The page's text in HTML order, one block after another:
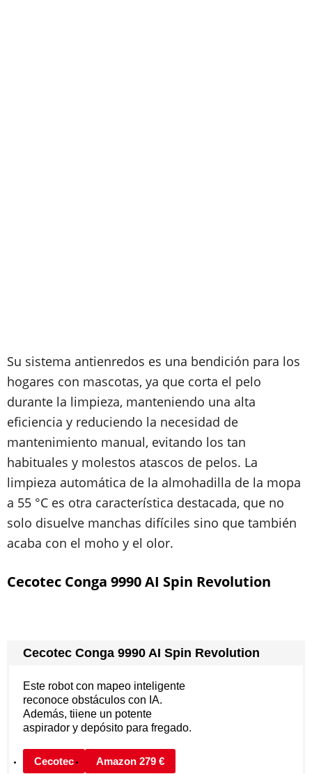
Su sistema antienredos es una bendición para los
hogares con mascotas, ya que corta el pelo
durante la limpieza, manteniendo una alta
eficiencia y reduciendo la necesidad de
mantenimiento manual, evitando los tan
habituales y molestos atascos de pelos. La
limpieza automática de la almohadilla de la mopa
a 55 °C es otra característica destacada, que no
solo disuelve manchas difíciles sino que también
acaba con el moho y el olor.
Cecotec Conga 9990 AI Spin Revolution
Cecotec Conga 9990 AI Spin Revolution
Cecotec Amazon 279 €
Este robot con mapeo inteligente
reconoce obstáculos con IA.
Además, tiiene un potente
aspirador y depósito para fregado.